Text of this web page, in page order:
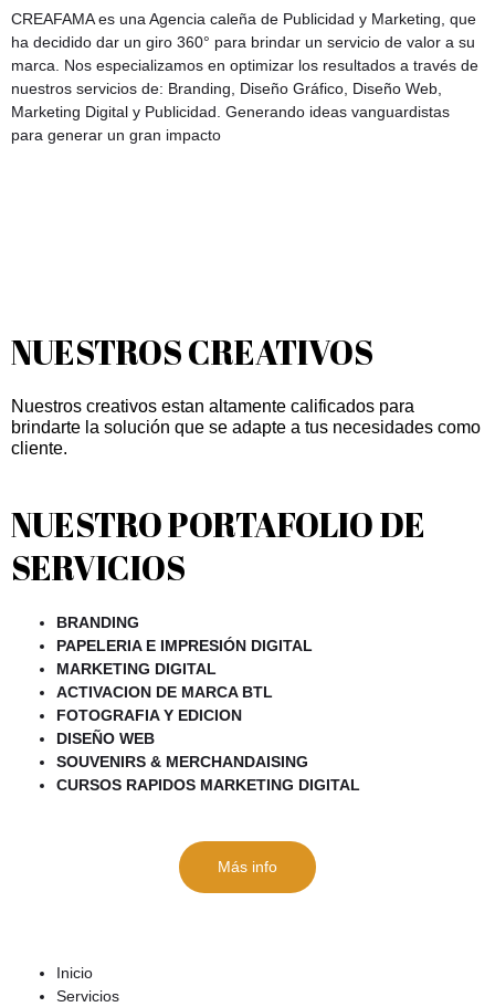
CREAFAMA es una Agencia caleña de Publicidad y Marketing, que
ha decidido dar un giro 360° para brindar un servicio de valor a su
marca. Nos especializamos en optimizar los resultados a través de
nuestros servicios de: Branding, Diseño Gráfico, Diseño Web,
Marketing Digital y Publicidad. Generando ideas vanguardistas
para generar un gran impacto
NUESTROS CREATIVOS
Nuestros creativos estan altamente calificados para
brindarte la solución que se adapte a tus necesidades como
cliente.
NUESTRO PORTAFOLIO DE
SERVICIOS
BRANDING
PAPELERIA E IMPRESIÓN DIGITAL
MARKETING DIGITAL
ACTIVACION DE MARCA BTL
FOTOGRAFIA Y EDICION
DISEÑO WEB
SOUVENIRS & MERCHANDAISING
CURSOS RAPIDOS MARKETING DIGITAL
Más info
Inicio
Servicios